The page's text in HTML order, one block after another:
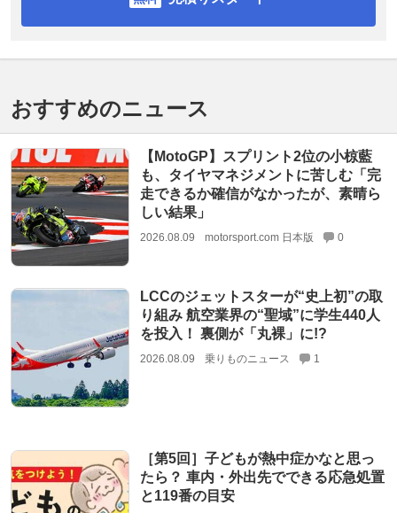
おすすめのニュース
【MotoGP】スプリント2位の小椋藍
も、タイヤマネジメントに苦しむ「完
走できるか確信がなかったが、素晴ら
しい結果」
2026.08.09 motorsport.com 日本版 0
LCCのジェットスターが“史上初”の取
り組み 航空業界の“聖域”に学生440人
を投入！ 裏側が「丸裸」に!?
2026.08.09 乗りものニュース 1
［第5回］子どもが熱中症かなと思っ
たら？ 車内・外出先でできる応急処置
と119番の目安